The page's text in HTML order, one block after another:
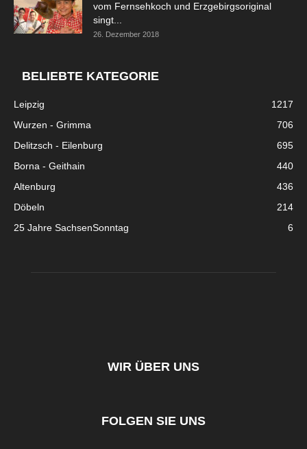
vom Fernsehkoch und Erzgebirgsoriginal
singt...
26. Dezember 2018
BELIEBTE KATEGORIE
Leipzig
1217
Wurzen - Grimma
706
Delitzsch - Eilenburg
695
Borna - Geithain
440
Altenburg
436
Döbeln
214
25 Jahre SachsenSonntag
6
WIR ÜBER UNS
FOLGEN SIE UNS